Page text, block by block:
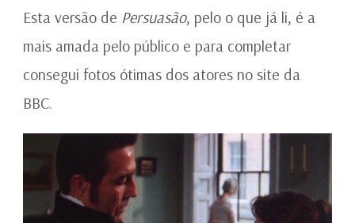
Esta versão de Persuasão, pelo o que já li, é a
mais amada pelo público e para completar
consegui fotos ótimas dos atores no site da
BBC.